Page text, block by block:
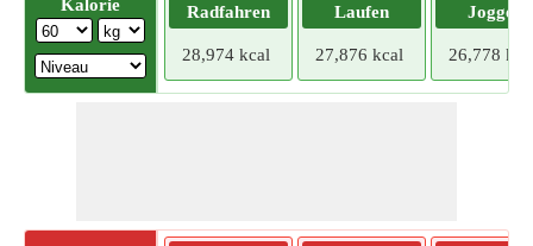
Kalorie Radfahren
28,974 kcal
Laufen
27,876 kcal
Joggen
26,778